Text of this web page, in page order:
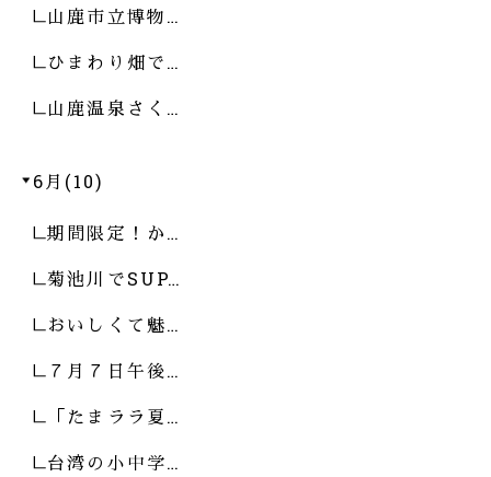
山鹿市立博物…
ひまわり畑で…
山鹿温泉さく…
6月(10)
期間限定！か…
菊池川でSUP…
おいしくて魅…
７月７日午後…
「たまララ夏…
台湾の小中学…